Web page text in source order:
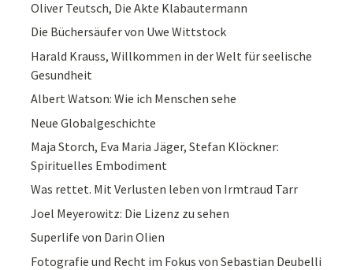
Oliver Teutsch, Die Akte Klabautermann
Die Büchersäufer von Uwe Wittstock
Harald Krauss, Willkommen in der Welt für seelische
Gesundheit
Albert Watson: Wie ich Menschen sehe
Neue Globalgeschichte
Maja Storch, Eva Maria Jäger, Stefan Klöckner:
Spirituelles Embodiment
Was rettet. Mit Verlusten leben von Irmtraud Tarr
Joel Meyerowitz: Die Lizenz zu sehen
Superlife von Darin Olien
Fotografie und Recht im Fokus von Sebastian Deubelli